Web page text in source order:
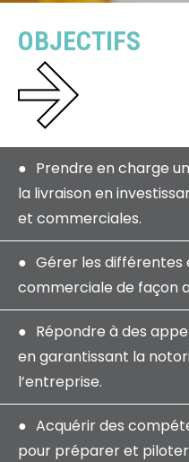
OBJECTIFS
Prendre en charge
la livraison en
et commerciales.
Gérer les différentes
commerciale de façon
Répondre à des
en garantissant la
l’entreprise.
Acquérir des
pour préparer et